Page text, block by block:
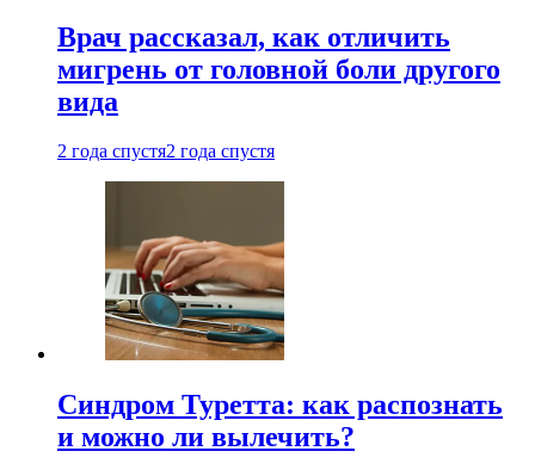
Врач рассказал, как отличить
мигрень от головной боли другого
вида
2 года спустя2 года спустя
Синдром Туретта: как распознать
и можно ли вылечить?